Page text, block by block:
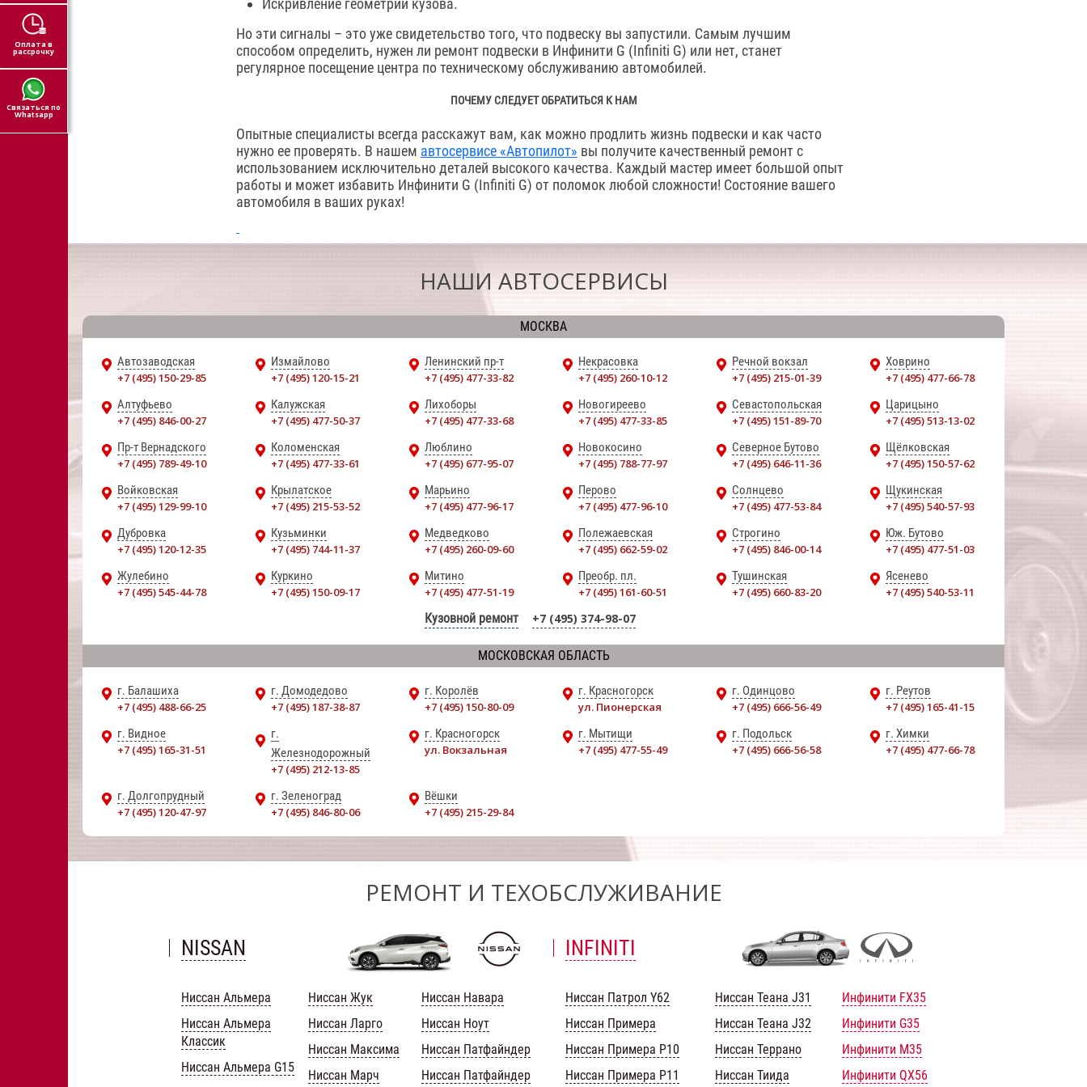
Искривление геометрии кузова.
Но эти сигналы – это уже свидетельство того, что подвеску вы запустили. Самым лучшим
способом определить, нужен ли ремонт подвески в Инфинити G (Infiniti G) или нет, станет
регулярное посещение центра по техническому обслуживанию автомобилей.
ПОЧЕМУ СЛЕДУЕТ ОБРАТИТЬСЯ К НАМ
Опытные специалисты всегда расскажут вам, как можно продлить жизнь подвески и как часто
нужно ее проверять. В нашем автосервисе «Автопилот» вы получите качественный ремонт с
использованием исключительно деталей высокого качества. Каждый мастер имеет большой опыт
работы и может избавить Инфинити G (Infiniti G) от поломок любой сложности! Состояние вашего
автомобиля в ваших руках!
НАШИ АВТОСЕРВИСЫ
МОСКВА
Автозаводская
+7 (495) 150-29-85
Измайлово
+7 (495) 120-15-21
Ленинский пр-т
+7 (495) 477-33-82
Некрасовка
+7 (495) 260-10-12
Речной вокзал
+7 (495) 215-01-39
Ховрино
+7 (495) 477-66-78
Алтуфьево
+7 (495) 846-00-27
Калужская
+7 (495) 477-50-37
Лихоборы
+7 (495) 477-33-68
Новогиреево
+7 (495) 477-33-85
Севастопольская
+7 (495) 151-89-70
Царицыно
+7 (495) 513-13-02
Пр-т Вернадского
+7 (495) 789-49-10
Коломенская
+7 (495) 477-33-61
Люблино
+7 (495) 677-95-07
Новокосино
+7 (495) 788-77-97
Северное Бутово
+7 (495) 646-11-36
Щёлковская
+7 (495) 150-57-62
Войковская
+7 (495) 129-99-10
Крылатское
+7 (495) 215-53-52
Марьино
+7 (495) 477-96-17
Перово
+7 (495) 477-96-10
Солнцево
+7 (495) 477-53-84
Щукинская
+7 (495) 540-57-93
Дубровка
+7 (495) 120-12-35
Кузьминки
+7 (495) 744-11-37
Медведково
+7 (495) 260-09-60
Полежаевская
+7 (495) 662-59-02
Строгино
+7 (495) 846-00-14
Юж. Бутово
+7 (495) 477-51-03
Жулебино
+7 (495) 545-44-78
Куркино
+7 (495) 150-09-17
Митино
+7 (495) 477-51-19
Преобр. пл.
+7 (495) 161-60-51
Тушинская
+7 (495) 660-83-20
Ясенево
+7 (495) 540-53-11
Кузовной ремонт +7 (495) 374-98-07
МОСКОВСКАЯ ОБЛАСТЬ
г. Балашиха
+7 (495) 488-66-25
г. Домодедово
+7 (495) 187-38-87
г. Королёв
+7 (495) 150-80-09
г. Красногорск
ул. Пионерская
г. Одинцово
+7 (495) 666-56-49
г. Реутов
+7 (495) 165-41-15
г. Видное
+7 (495) 165-31-51
г.
Железнодорожный
+7 (495) 212-13-85
г. Красногорск
ул. Вокзальная
г. Мытищи
+7 (495) 477-55-49
г. Подольск
+7 (495) 666-56-58
г. Химки
+7 (495) 477-66-78
г. Долгопрудный
+7 (495) 120-47-97
г. Зеленоград
+7 (495) 846-80-06
Вёшки
+7 (495) 215-29-84
РЕМОНТ И ТЕХОБСЛУЖИВАНИЕ
NISSAN INFINITI
Ниссан Альмера
Ниссан Альмера
Классик
Ниссан Альмера G15
Ниссан Жук
Ниссан Ларго
Ниссан Максима
Ниссан Марч
Ниссан Навара
Ниссан Ноут
Ниссан Патфайндер
Ниссан Патфайндер
Ниссан Патрол Y62
Ниссан Примера
Ниссан Примера Р10
Ниссан Примера Р11
Ниссан Теана J31
Ниссан Теана J32
Ниссан Террано
Ниссан Тиида
Инфинити FX35
Инфинити G35
Инфинити M35
Инфинити QX56
Оплата в
рассрочку
Связаться по
Whatsapp